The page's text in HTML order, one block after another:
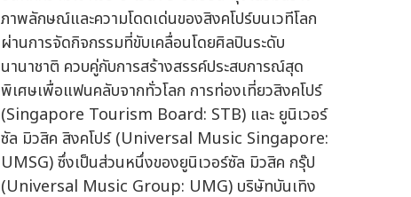
ภาพลักษณ์และความโดดเด่นของสิงคโปร์บนเวทีโลก
ผ่านการจัดกิจกรรมที่ขับเคลื่อนโดยศิลปินระดับ
นานาชาติ ควบคู่กับการสร้างสรรค์ประสบการณ์สุด
พิเศษเพื่อแฟนคลับจากทั่วโลก การท่องเที่ยวสิงคโปร์
(Singapore Tourism Board: STB) และ ยูนิเวอร์
ซัล มิวสิค สิงคโปร์ (Universal Music Singapore:
UMSG) ซึ่งเป็นส่วนหนึ่งของยูนิเวอร์ซัล มิวสิค กรุ๊ป
(Universal Music Group: UMG) บริษัทบันเทิง